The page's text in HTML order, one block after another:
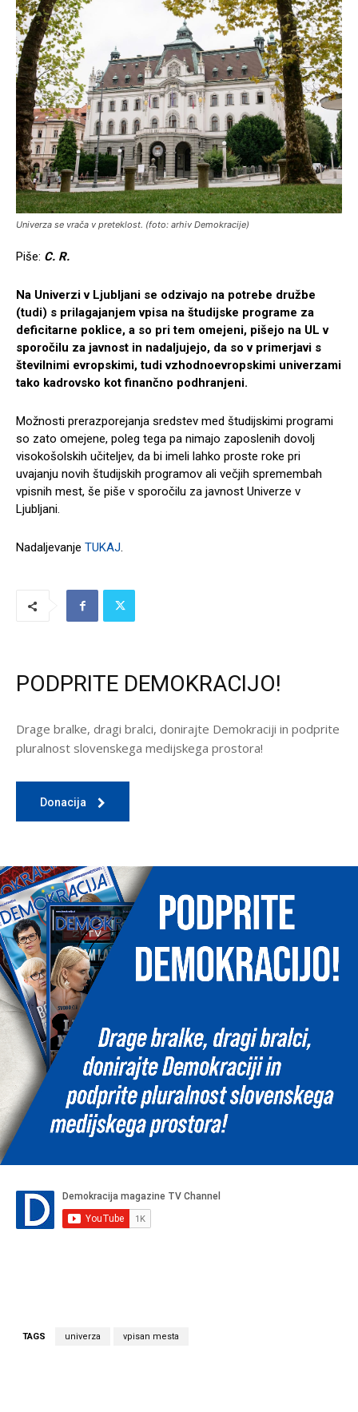
Univerza se vrača v preteklost. (foto: arhiv Demokracije)
Piše: C. R.
Na Univerzi v Ljubljani se odzivajo na potrebe družbe
(tudi) s prilagajanjem vpisa na študijske programe za
deficitarne poklice, a so pri tem omejeni, pišejo na UL v
sporočilu za javnost in nadaljujejo, da so v primerjavi s
številnimi evropskimi, tudi vzhodnoevropskimi univerzami
tako kadrovsko kot finančno podhranjeni.
Možnosti prerazporejanja sredstev med študijskimi programi
so zato omejene, poleg tega pa nimajo zaposlenih dovolj
visokošolskih učiteljev, da bi imeli lahko proste roke pri
uvajanju novih študijskih programov ali večjih spremembah
vpisnih mest, še piše v sporočilu za javnost Univerze v
Ljubljani.
Nadaljevanje TUKAJ.
PODPRITE DEMOKRACIJO!
Drage bralke, dragi bralci, donirajte Demokraciji in podprite
pluralnost slovenskega medijskega prostora!
Donacija
TAGS univerza vpisan mesta